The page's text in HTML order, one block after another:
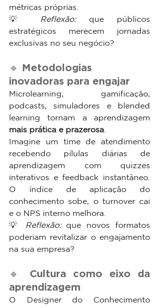
métricas próprias.
💡
Reflexão: que públicos
estratégicos merecem jornadas
exclusivas no seu negócio?
🔹 Metodologias
inovadoras para engajar
Microlearning, gamificação,
podcasts, simuladores e blended
mais prática e prazerosa
Imagine um time de atendimento
recebendo pílulas diárias de
aprendizagem com quizzes
interativos e feedback instantâneo.
O índice de aplicação do
conhecimento sobe, o turnover cai
e o NPS interno melhora.
💡
Reflexão: que novos formatos
poderiam revitalizar o engajamento
na sua empresa?
🔹 Cultura como eixo da
aprendizagem
O Designer do Conhecimento